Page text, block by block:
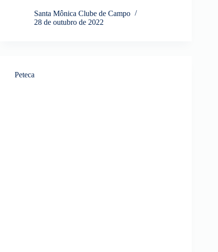
Santa Mônica Clube de Campo
28 de outubro de 2022
Peteca